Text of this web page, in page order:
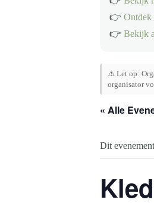
👉 Ontdek
👉 Bekijk
⚠️ Let op:
organisator
« Alle
Dit